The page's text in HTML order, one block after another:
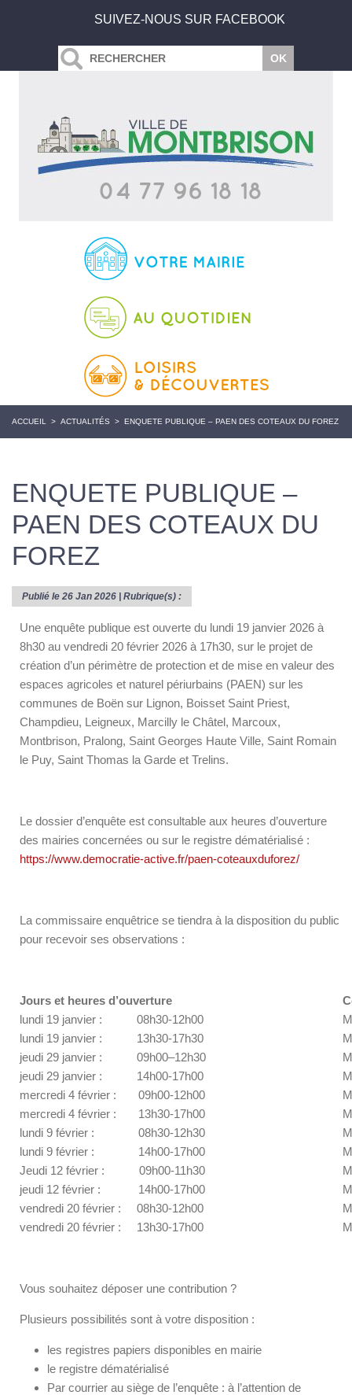
SUIVEZ-NOUS SUR FACEBOOK
ACCUEIL > ACTUALITÉS > ENQUETE PUBLIQUE – PAEN DES COTEAUX DU FOREZ
ENQUETE PUBLIQUE –
PAEN DES COTEAUX DU
FOREZ
Publié le 26 Jan 2026 | Rubrique(s) :
Une enquête publique est ouverte du lundi 19 janvier 2026 à
8h30 au vendredi 20 février 2026 à 17h30, sur le projet de
création d’un périmètre de protection et de mise en valeur des
espaces agricoles et naturel périurbains (PAEN) sur les
communes de Boën sur Lignon, Boisset Saint Priest,
Champdieu, Leigneux, Marcilly le Châtel, Marcoux,
Montbrison, Pralong, Saint Georges Haute Ville, Saint Romain
le Puy, Saint Thomas la Garde et Trelins.
Le dossier d’enquête est consultable aux heures d’ouverture
des mairies concernées ou sur le registre dématérialisé :
https://www.democratie-active.fr/paen-coteauxduforez/
La commissaire enquêtrice se tiendra à la disposition du public
pour recevoir ses observations :
Jours et heures d’ouverture
lundi 19 janvier : 08h30-12h00
lundi 19 janvier : 13h30-17h30
jeudi 29 janvier : 09h00–12h30
jeudi 29 janvier : 14h00-17h00
mercredi 4 février : 09h00-12h00
mercredi 4 février : 13h30-17h00
lundi 9 février : 08h30-12h30
lundi 9 février : 14h00-17h00
Jeudi 12 février : 09h00-11h30
jeudi 12 février : 14h00-17h00
vendredi 20 février : 08h30-12h00
vendredi 20 février : 13h30-17h00
Vous souhaitez déposer une contribution ?
Plusieurs possibilités sont à votre disposition :
les registres papiers disponibles en mairie
le registre dématérialisé
Par courrier au siège de l’enquête : à l’attention de